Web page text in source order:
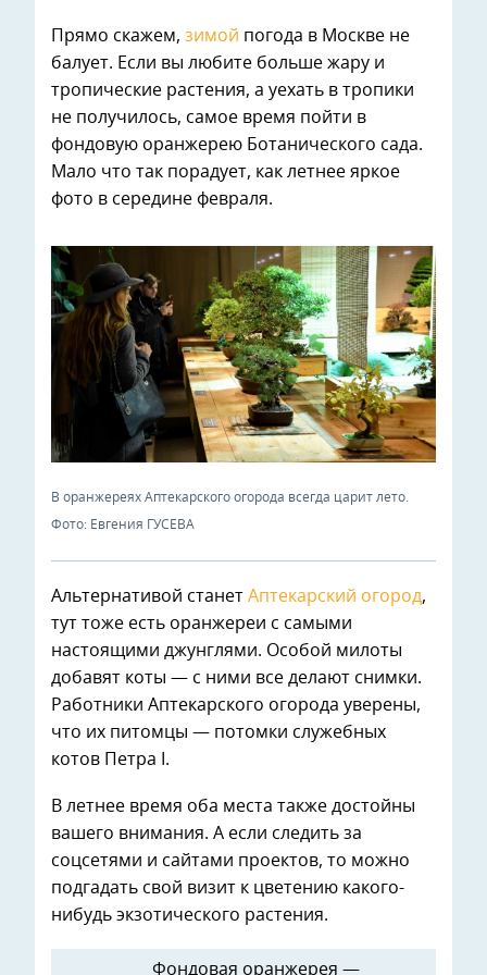
Прямо скажем, зимой погода в Москве не
балует. Если вы любите больше жару и
тропические растения, а уехать в тропики
не получилось, самое время пойти в
фондовую оранжерею Ботанического сада.
Мало что так порадует, как летнее яркое
фото в середине февраля.
В оранжереях Аптекарского огорода всегда царит лето.
Фото: Евгения ГУСЕВА
Альтернативой станет Аптекарский огород,
тут тоже есть оранжереи с самыми
настоящими джунглями. Особой милоты
добавят коты — с ними все делают снимки.
Работники Аптекарского огорода уверены,
что их питомцы — потомки служебных
котов Петра I.
В летнее время оба места также достойны
вашего внимания. А если следить за
соцсетями и сайтами проектов, то можно
подгадать свой визит к цветению какого-
нибудь экзотического растения.
Фондовая оранжерея —